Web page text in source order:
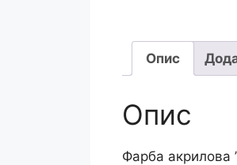
Опис
Опис
Фарба акрилова